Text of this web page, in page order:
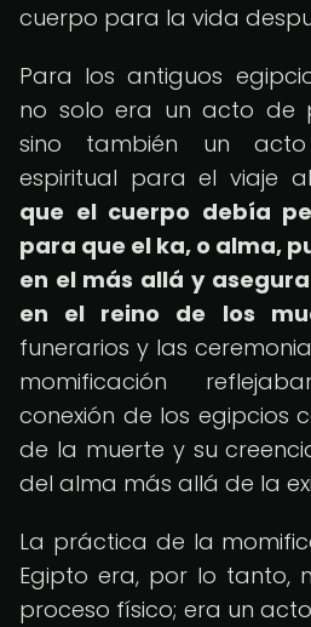
cuerpo para la vida
Para los antiguos
no solo era un acto de
sino también un
espiritual para el viaje
que el cuerpo debía
para que el ka, o alma,
en el más allá y
en el reino de los
funerarios y las
momificación
conexión de los egipcios
de la muerte y su
del alma más allá de la
La práctica de la
Egipto era, por lo tanto,
proceso físico; era un